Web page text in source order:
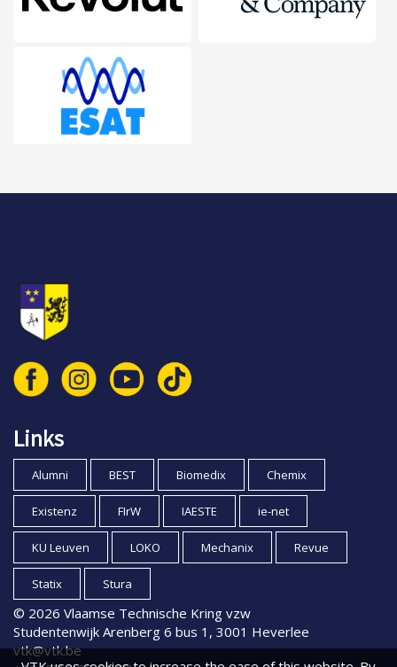
Links
Alumni BEST Biomedix Chemix
Existenz FIrW IAESTE ie-net
KU Leuven LOKO Mechanix Revue
Statix Stura
© 2026 Vlaamse Technische Kring vzw
Studentenwijk Arenberg 6 bus 1, 3001 Heverlee
vtk@vtk.be